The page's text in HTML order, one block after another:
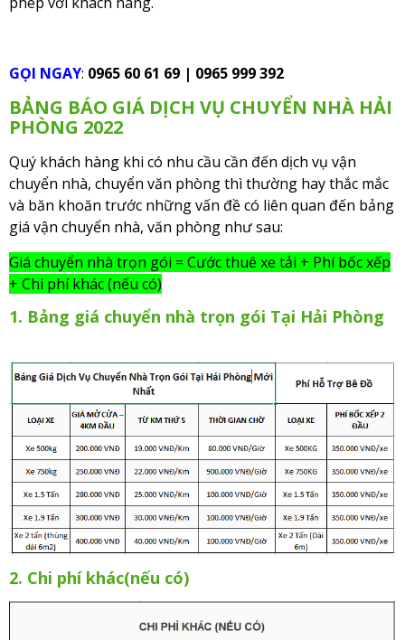
GỌI NGAY: 0965 60 61 69 | 0965 999 392
BẢNG BÁO GIÁ DỊCH VỤ CHUYỂN NHÀ HẢI
PHÒNG 2022
Quý khách hàng khi có nhu cầu cần đến dịch vụ vận
chuyển nhà, chuyển văn phòng thì thường hay thắc mắc
và băn khoăn trước những vấn đề có liên quan đến bảng
giá vận chuyển nhà, văn phòng như sau:
Giá chuyển nhà trọn gói = Cước thuê xe tải + Phí bốc xếp
+ Chi phí khác (nếu có)
1. Bảng giá chuyển nhà trọn gói Tại Hải Phòng
2. Chi phí khác(nếu có)